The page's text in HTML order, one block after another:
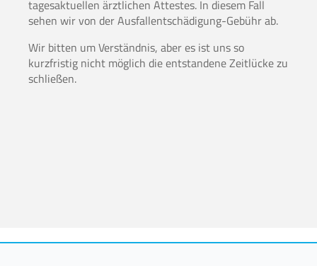
tagesaktuellen ärztlichen Attestes. In diesem Fall
sehen wir von der Ausfallentschädigung-Gebühr ab.
Wir bitten um Verständnis, aber es ist uns so
kurzfristig nicht möglich die entstandene Zeitlücke zu
schließen.